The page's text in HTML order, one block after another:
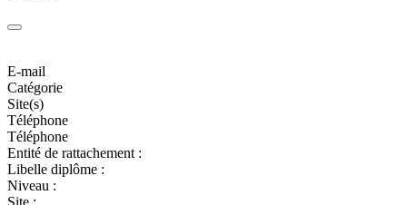
E-mail
Catégorie
Site(s)
Téléphone
Téléphone
Entité de rattachement :
Libelle diplôme :
Niveau :